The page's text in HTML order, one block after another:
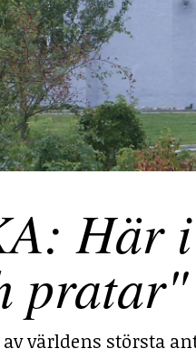
Här
pratar"
världens största